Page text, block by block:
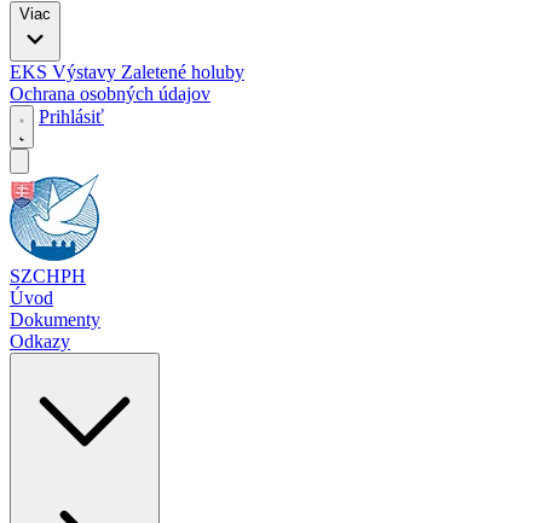
Viac
EKS Výstavy Zaletené holuby
Ochrana osobných údajov
Prihlásiť
SZCHPH
Úvod
Dokumenty
Odkazy